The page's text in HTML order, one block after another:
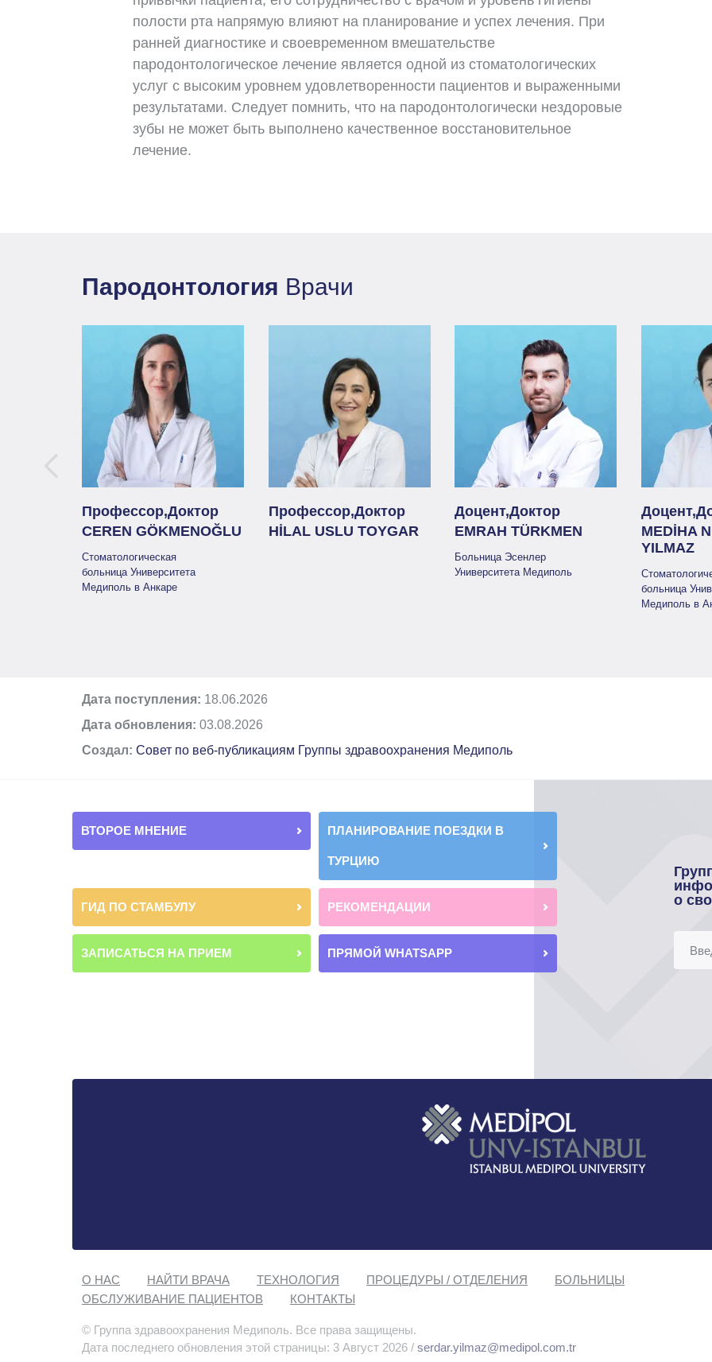
полости рта напрямую влияют на планирование и успех лечения. При
ранней диагностике и своевременном вмешательстве
пародонтологическое лечение является одной из стоматологических
услуг с высоким уровнем удовлетворенности пациентов и выраженными
результатами. Следует помнить, что на пародонтологически нездоровые
зубы не может быть выполнено качественное восстановительное
лечение.
Пародонтология Врачи
Профессор,Доктор
CEREN GÖKMENOĞLU
Стоматологическая
больница Университета
Медиполь в Анкаре
Профессор,Доктор
HİLAL USLU TOYGAR
Доцент,Доктор
EMRAH TÜRKMEN
Больница Эсенлер
Университета Медиполь
MEDİHA
YILMAZ
больница
Медиполь в
Дата поступления: 18.06.2026
Дата обновления: 03.08.2026
Создал: Совет по веб-публикациям Группы здравоохранения Медиполь
ВТОРОЕ МНЕНИЕ ПЛАНИРОВАНИЕ ПОЕЗДКИ В
ТУРЦИЮ
ГИД ПО СТАМБУЛУ РЕКОМЕНДАЦИИ
ЗАПИСАТЬСЯ НА ПРИЕМ ПРЯМОЙ WHATSAPP
о
О НАС НАЙТИ ВРАЧА ТЕХНОЛОГИЯ ПРОЦЕДУРЫ / ОТДЕЛЕНИЯ
БОЛЬНИЦЫ
ОБСЛУЖИВАНИЕ ПАЦИЕНТОВ
КОНТАКТЫ
© Группа здравоохранения Медиполь. Все права защищены.
Дата последнего обновления этой страницы: 3 Август 2026 / serdar.yilmaz@medipol.com.tr